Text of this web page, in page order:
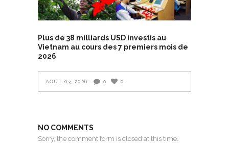
Plus de 38 milliards USD investis au
Vietnam au cours des 7 premiers mois de
2026
AOÛT 03, 2026 0 0
NO COMMENTS
Sorry, the comment form is closed at this time.